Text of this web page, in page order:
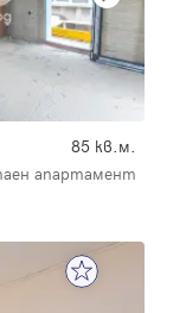
85 кв.м.
апартамент